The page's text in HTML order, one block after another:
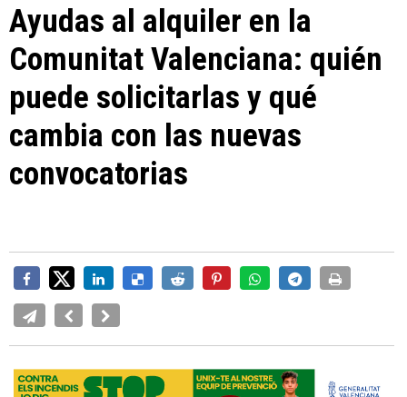
Ayudas al alquiler en la
Comunitat Valenciana: quién
puede solicitarlas y qué
cambia con las nuevas
convocatorias